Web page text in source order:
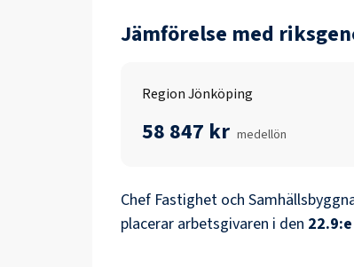
Jämförelse med
Region Jönköping
58 847 kr medellön
Chef Fastighet och
placerar arbetsgivaren i den 22.9